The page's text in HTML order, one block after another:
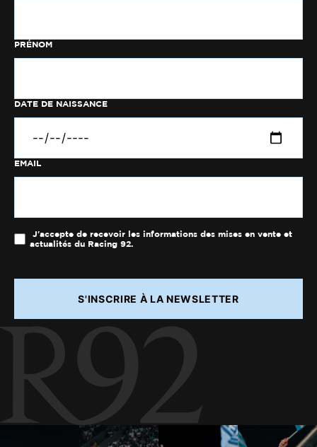
PRÉNOM
DATE DE NAISSANCE
EMAIL
J'accepte de recevoir les informations des mises en vente et
actualités du Racing 92.
S'INSCRIRE À LA NEWSLETTER